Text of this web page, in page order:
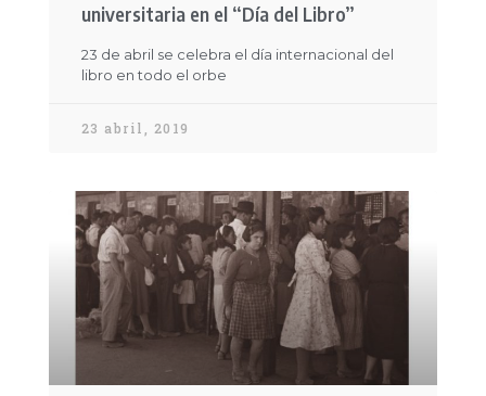
universitaria en el “Día del Libro”
23 de abril se celebra el día internacional del
libro en todo el orbe
23 abril, 2019